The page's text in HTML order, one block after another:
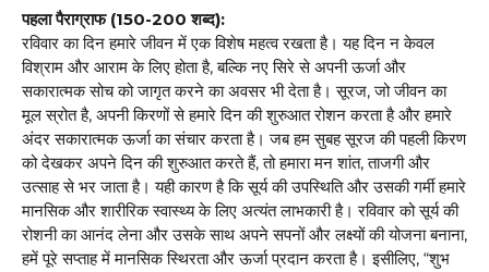
पहला पैराग्राफ (150-200 शब्द):
रविवार का दिन हमारे जीवन में एक विशेष महत्व रखता है। यह दिन न केवल
विश्राम और आराम के लिए होता है, बल्कि नए सिरे से अपनी ऊर्जा और
सकारात्मक सोच को जागृत करने का अवसर भी देता है। सूरज, जो जीवन का
मूल स्रोत है, अपनी किरणों से हमारे दिन की शुरुआत रोशन करता है और हमारे
अंदर सकारात्मक ऊर्जा का संचार करता है। जब हम सुबह सूरज की पहली किरण
को देखकर अपने दिन की शुरुआत करते हैं, तो हमारा मन शांत, ताजगी और
उत्साह से भर जाता है। यही कारण है कि सूर्य की उपस्थिति और उसकी गर्मी हमारे
मानसिक और शारीरिक स्वास्थ्य के लिए अत्यंत लाभकारी है। रविवार को सूर्य की
रोशनी का आनंद लेना और उसके साथ अपने सपनों और लक्ष्यों की योजना बनाना,
हमें पूरे सप्ताह में मानसिक स्थिरता और ऊर्जा प्रदान करता है। इसीलिए, “शुभ